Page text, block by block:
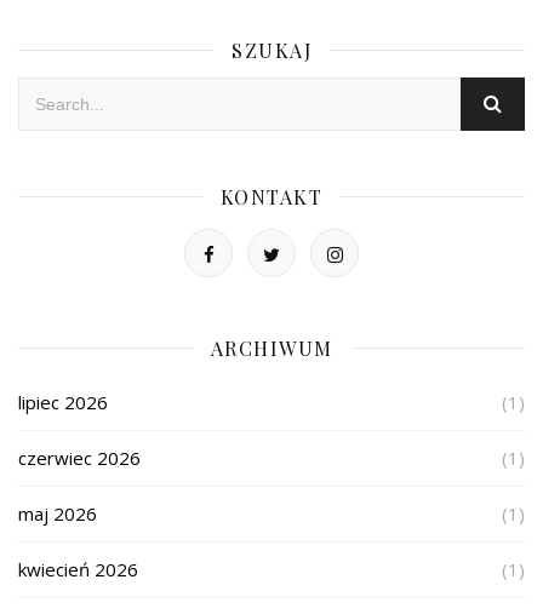
SZUKAJ
KONTAKT
ARCHIWUM
lipiec 2026 (1)
czerwiec 2026 (1)
maj 2026 (1)
kwiecień 2026 (1)